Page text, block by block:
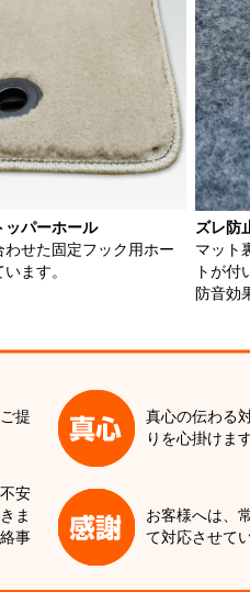
ッパーホール
わせた固定フック用ホー
ます。
ズレ防
マット
トが付
防音効
提
真心の伝わる
りを心掛けます
安
ま
事
お客様へは、
て対応させて